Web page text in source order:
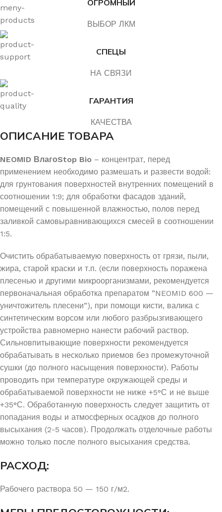
ОГРОМНЫЙ
ВЫБОР ЛКМ
СПЕЦЫ
НА СВЯЗИ
ГАРАНТИЯ
КАЧЕСТВА
ОПИСАНИЕ ТОВАРА
NEOMID ВлагоStop Bio – концентрат, перед
применением необходимо размешать и развести водой:
для грунтования поверхностей внутренних помещений в
соотношении 1:9; для обработки фасадов зданий,
помещений с повышенной влажностью, полов перед
заливкой самовыравнивающихся смесей в соотношении
1:5.
Очистить обрабатываемую поверхность от грязи, пыли,
жира, старой краски и т.п. (если поверхность поражена
плесенью и другими микроорганизмами, рекомендуется
первоначальная обработка препаратом ”NEOMID 600 —
уничтожитель плесени”), при помощи кисти, валика с
синтетическим ворсом или любого разбрызгивающего
устройства равномерно нанести рабочий раствор.
Сильновпитывающие поверхности рекомендуется
обрабатывать в несколько приемов без промежуточной
сушки (до полного насыщения поверхности). Работы
проводить при температуре окружающей среды и
обрабатываемой поверхности не ниже +5°С и не выше
+35°С. Обработанную поверхность следует защитить от
попадания воды и атмосферных осадков до полного
высыхания (2-5 часов). Продолжать отделочные работы
можно только после полного высыхания средства.
РАСХОД:
Рабочего раствора 50 — 150 г/м2.